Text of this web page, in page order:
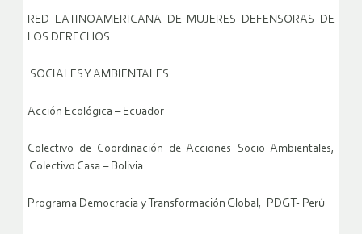
RED LATINOAMERICANA DE MUJERES DEFENSORAS DE
LOS DERECHOS
SOCIALES Y AMBIENTALES
Acción Ecológica – Ecuador
Colectivo de Coordinación de Acciones Socio Ambientales,
Colectivo Casa – Bolivia
Programa Democracia y Transformación Global, PDGT- Perú